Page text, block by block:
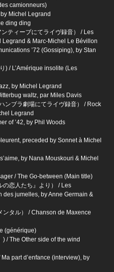
camionneurs)
Michel Legrand
ding ding
ティーブにてライヴ録音） / Les
& Marc-Michel Le Bévillon
’72 (Gossiping), by Stan
) / L’Amérique insolite (Les
by Michel Legrand
waltz, par Miles Davis
ンブラ劇場にてライヴ録音） / Rock
Legrand
of ’42, by Phil Woods
preceded by Sonnet à Michel
by Nana Mouskouri & Michel
/ The Go-between (Main title)
の恋人たち』より） / Les
des jumelles, by Anne Germain &
ンタル） / Chanson de Maxence
(générique)
/ The Other side of the wind
part d’enfance (interview), by